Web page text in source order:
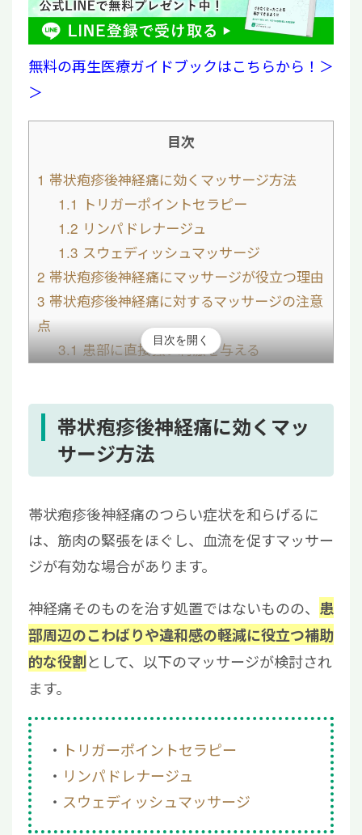
無料の再生医療ガイドブックはこちらから！＞
＞
目次
1 帯状疱疹後神経痛に効くマッサージ方法
1.1 トリガーポイントセラピー
1.2 リンパドレナージュ
1.3 スウェディッシュマッサージ
2 帯状疱疹後神経痛にマッサージが役立つ理由
3 帯状疱疹後神経痛に対するマッサージの注意
点
3.1患部に直接強い刺激を与える
帯状疱疹後神経痛に対するマッサージ以外の
セルフケア
4.3ツボ押し
5帯状疱疹後の神経痛には「再生医療」もご検
討ください
目次を開く
帯状疱疹後神経痛に効くマッ
サージ方法
帯状疱疹後神経痛のつらい症状を和らげるに
は、筋肉の緊張をほぐし、血流を促すマッサー
ジが有効な場合があります。
神経痛そのものを治す処置ではないものの、 患
部周辺のこわばりや違和感の軽減に役立つ補助
的な役割として、以下のマッサージが検討され
ます。
トリガーポイントセラピー
リンパドレナージュ
スウェディッシュマッサージ